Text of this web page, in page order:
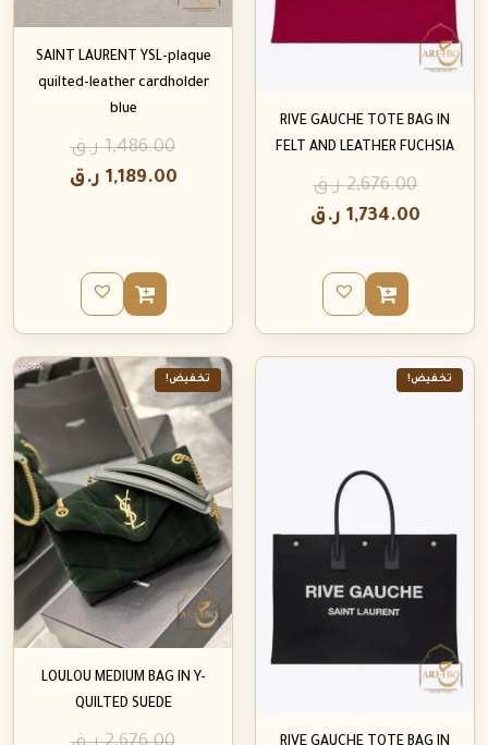
RIVE GAUCHE TOTE BAG IN
FELT AND LEATHER FUCHSIA
2,676.00 ر.ق
1,734.00 ر.ق
SAINT LAURENT YSL-plaque
quilted-leather cardholder
blue
1,486.00 ر.ق
1,189.00 ر.ق
تخفيض! تخفيض!
LOULOU MEDIUM BAG IN Y-
QUILTED SUEDE